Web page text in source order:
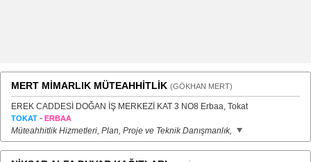
MERT MİMARLIK MÜTEAHHİTLİK (GÖKHAN MERT)
EREK CADDESİ DOĞAN İŞ MERKEZİ KAT 3 NO8 Erbaa, Tokat
TOKAT - ERBAA
Müteahhitlik Hizmetleri, Plan, Proje ve Teknik Danışmanlık,